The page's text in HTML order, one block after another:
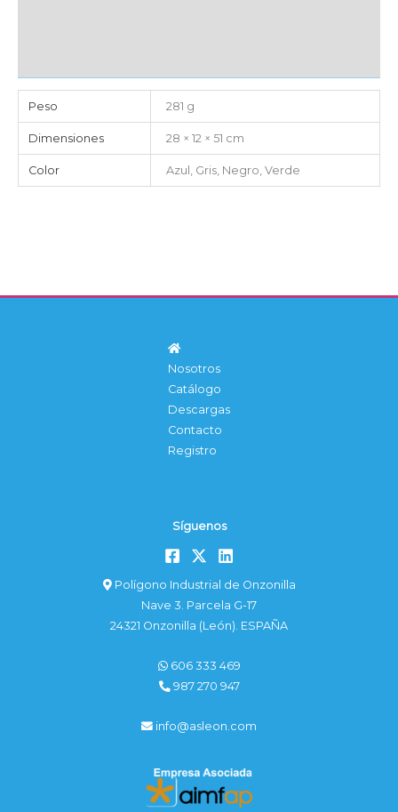
Peso 281 g
Dimensiones 28 × 12 × 51 cm
Color Azul, Gris, Negro, Verde
Nosotros
Catálogo
Descargas
Contacto
Registro
Síguenos
Polígono Industrial de Onzonilla
Nave 3. Parcela G-17
24321 Onzonilla (León). ESPAÑA
606 333 469
987 270 947
info@asleon.com